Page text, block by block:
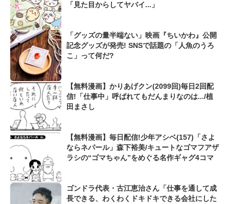
「見た目からしてヤバイ...」
「グッズの量半端ない」映画『ちいかわ』公開
記念グッズが発売! SNSで話題の「人魚のうろ
こ」って何だ?
【無料漫画】かりあげクン(2099回)毎日2回配
信!「仕事中」呼ばれてもだんまりなのは.../植
田まさし
【無料漫画】毎日配信!少年アシベ(157)「さよ
ならネパール」森下裕美/キュートなゴマフアザ
ラシの“ゴマちゃん”をめぐる名作ギャグ4コマ
ゴンドラ代表・古江恵治さん「仕事を通して成
長できる、わくわくドキドキできる会社にした